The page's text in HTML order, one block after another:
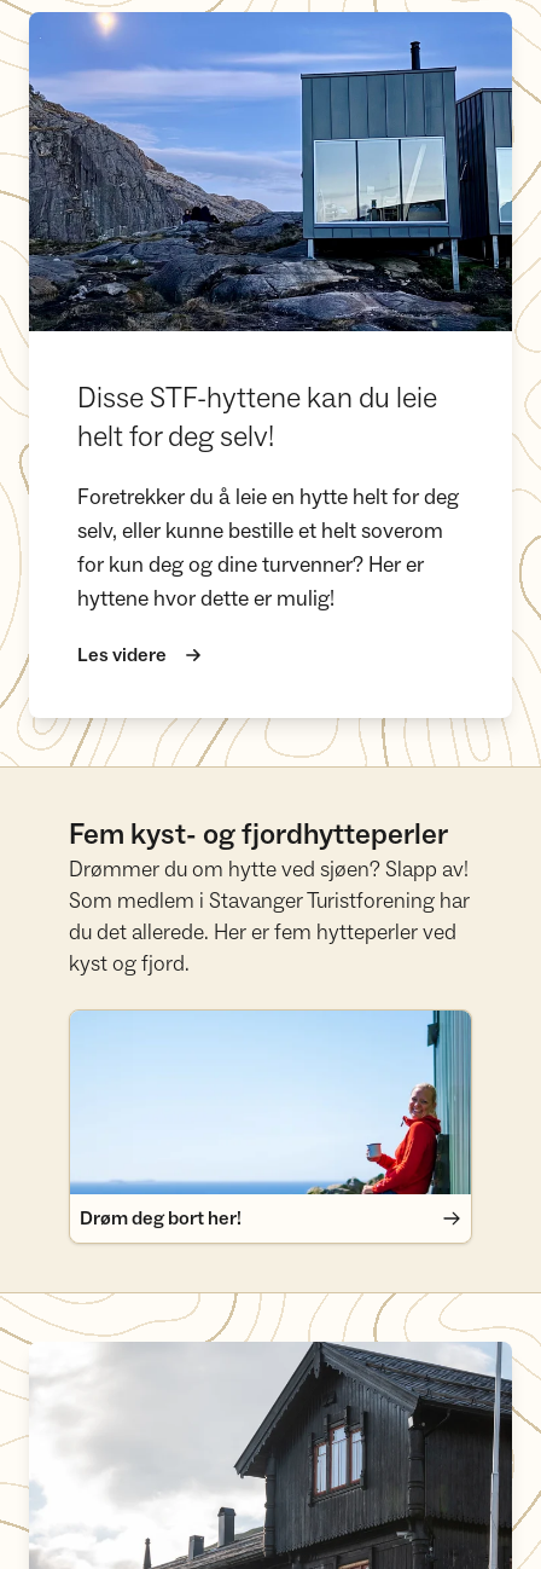
Disse STF-hyttene kan du leie helt for deg selv!
Disse STF-hyttene kan du leie
helt for deg selv!
Foretrekker du å leie en hytte helt for deg
selv, eller kunne bestille et helt soverom
for kun deg og dine turvenner? Her er
hyttene hvor dette er mulig!
Les videre
Fem kyst- og fjordhytteperler
Drømmer du om hytte ved sjøen? Slapp av!
Som medlem i Stavanger Turistforening har
du det allerede. Her er fem hytteperler ved
kyst og fjord.
Drøm deg bort her!
Drøm deg bort her!
Bli kjent med våre betjente hytter